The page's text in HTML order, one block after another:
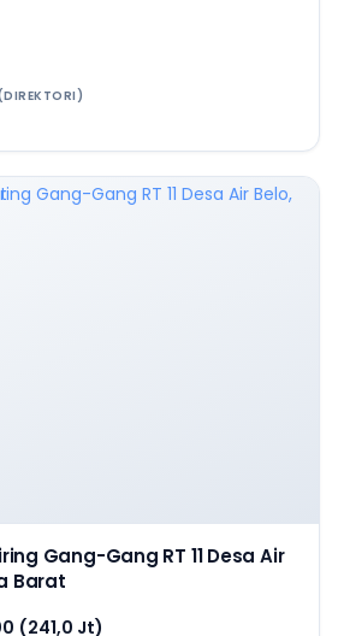
Gang-Gang RT 11 Desa Air
Barat
(241,0 Jt)